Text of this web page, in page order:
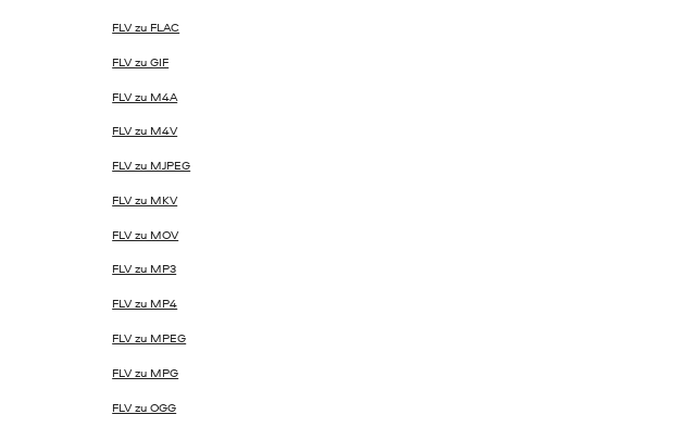
FLV zu FLAC
FLV zu GIF
FLV zu M4A
FLV zu M4V
FLV zu MJPEG
FLV zu MKV
FLV zu MOV
FLV zu MP3
FLV zu MP4
FLV zu MPEG
FLV zu MPG
FLV zu OGG